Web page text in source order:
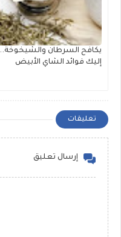
يكافح السرطان والشيخوخة..
إليك فوائد الشاي الأبيض
تعليقات
إرسال تعليق